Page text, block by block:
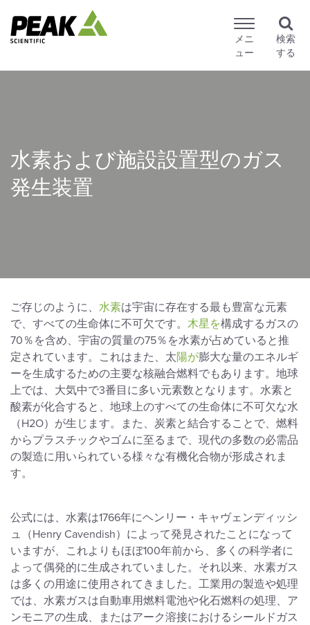
メニ
ュー
検索
する
水素および施設設置型のガス
発生装置
ご存じのように、 水素は宇宙に存在する最も豊富な元素
で、すべての生命体に不可欠です。 木星を構成するガスの
70％を含め、宇宙の質量の75％を水素が占めていると推
定されています。これはまた、太陽が膨大な量のエネルギ
ーを生成するための主要な核融合燃料でもあります。地球
上では、大気中で3番目に多い元素数となります。水素と
酸素が化合すると、地球上のすべての生命体に不可欠な水
（H2O）が生じます。また、炭素と結合することで、燃料
からプラスチックやゴムに至るまで、現代の多数の必需品
の製造に用いられている様々な有機化合物が形成されま
す。
公式には、水素は1766年にヘンリー・キャヴェンディッシ
ュ（Henry Cavendish）によって発見されたことになって
いますが、これよりもほぼ100年前から、多くの科学者に
よって偶発的に生成されていました。それ以来、水素ガス
は多くの用途に使用されてきました。工業用の製造や処理
では、水素ガスは自動車用燃料電池や化石燃料の処理、ア
ンモニアの生成、またはアーク溶接におけるシールドガス